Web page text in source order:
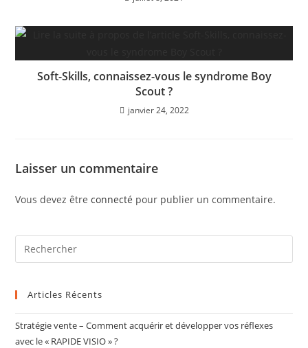
Soft-Skills, connaissez-vous le syndrome Boy
Scout ?
janvier 24, 2022
Laisser un commentaire
Vous devez êtreconnecté pour publier un commentaire.
Articles Récents
Stratégie vente – Comment acquérir et développer vos réflexes
avec le « RAPIDE VISIO » ?